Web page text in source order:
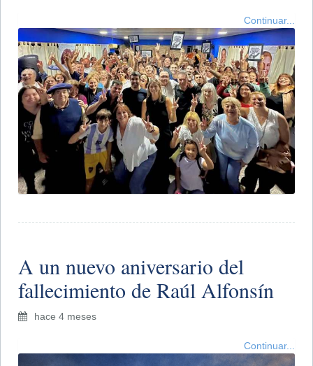
Continuar...
A un nuevo aniversario del
fallecimiento de Raúl Alfonsín
hace 4 meses
Continuar...